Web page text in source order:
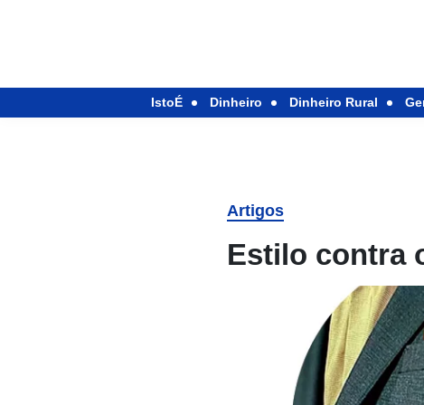
IstoÉ Dinheiro Dinheiro Rural
Artigos
Estilo contra